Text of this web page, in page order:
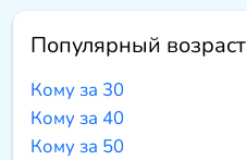
Популярный возраст
Кому за 30
Кому за 40
Кому за 50